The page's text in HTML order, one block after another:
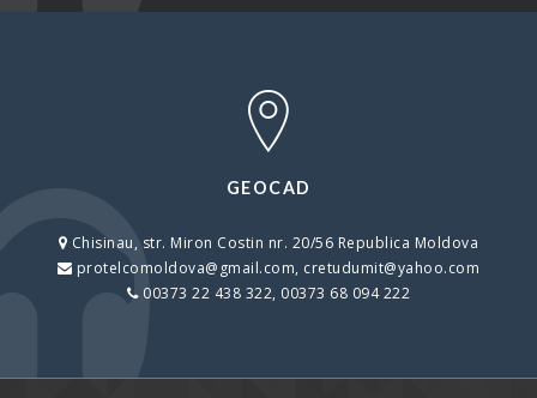
GEOCAD
Chisinau, str. Miron Costin nr. 20/56 Republica Moldova
protelcomoldova@gmail.com, cretudumit@yahoo.com
00373 22 438 322, 00373 68 094 222